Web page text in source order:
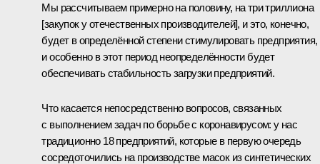
Мы рассчитываем примерно на половину, на три триллиона
[закупок у отечественных производителей], и это, конечно,
будет в определённой степени стимулировать предприятия,
и особенно в этот период неопределённости будет
обеспечивать стабильность загрузки предприятий.
Что касается непосредственно вопросов, связанных
с выполнением задач по борьбе с коронавирусом: у нас
традиционно 18 предприятий, которые в первую очередь
сосредоточились на производстве масок из синтетических